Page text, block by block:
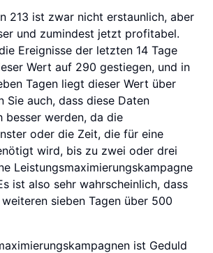
213 ist zwar nicht erstaunlich, aber
und zumindest jetzt profitabel.
Ereignisse der letzten 14 Tage
Wert auf 290 gestiegen, und in
Tagen liegt dieser Wert über
Sie auch, dass diese Daten
besser werden, da die
oder die Zeit, die für eine
wird, bis zu zwei oder drei
Leistungsmaximierungskampagne
ist also sehr wahrscheinlich, dass
sieben Tagen über 500
ist Geduld